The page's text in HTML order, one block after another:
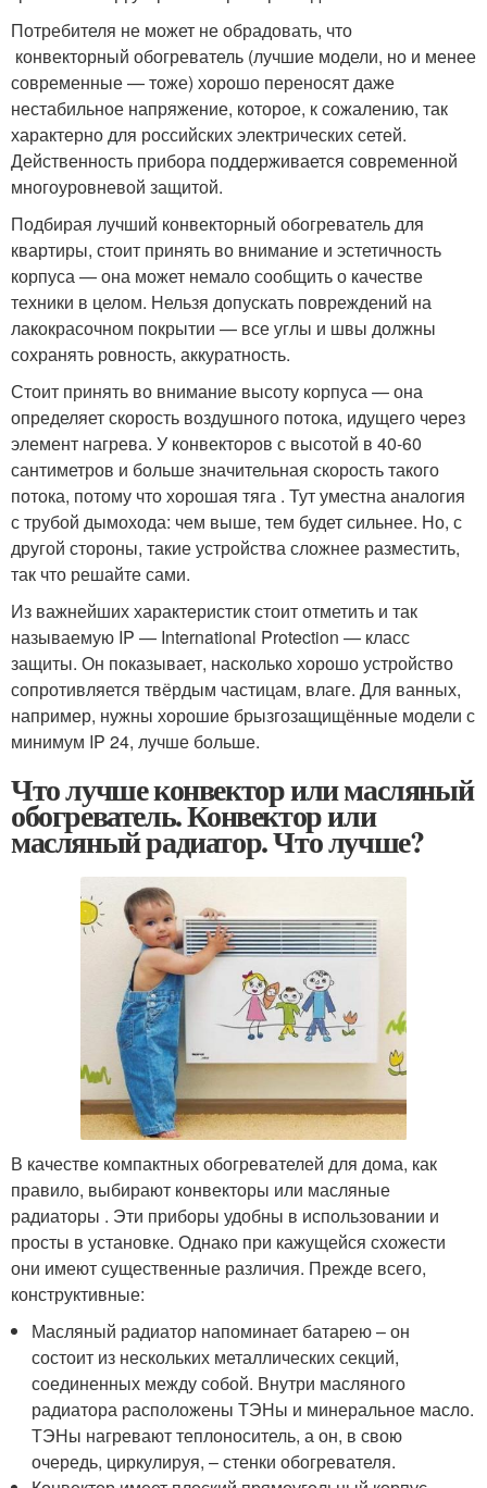
Потребителя не может не обрадовать, что
конвекторный обогреватель (лучшие модели, но и менее
современные — тоже) хорошо переносят даже
нестабильное напряжение, которое, к сожалению, так
характерно для российских электрических сетей.
Действенность прибора поддерживается современной
многоуровневой защитой.
Подбирая лучший конвекторный обогреватель для
квартиры, стоит принять во внимание и эстетичность
корпуса — она может немало сообщить о качестве
техники в целом. Нельзя допускать повреждений на
лакокрасочном покрытии — все углы и швы должны
сохранять ровность, аккуратность.
Стоит принять во внимание высоту корпуса — она
определяет скорость воздушного потока, идущего через
элемент нагрева. У конвекторов с высотой в 40-60
сантиметров и больше значительная скорость такого
потока, потому что хорошая тяга . Тут уместна аналогия
с трубой дымохода: чем выше, тем будет сильнее. Но, с
другой стороны, такие устройства сложнее разместить,
так что решайте сами.
Из важнейших характеристик стоит отметить и так
называемую IP — International Protection — класс
защиты. Он показывает, насколько хорошо устройство
сопротивляется твёрдым частицам, влаге. Для ванных,
например, нужны хорошие брызгозащищённые модели с
минимум IP 24, лучше больше.
Что лучше конвектор или масляный
обогреватель. Конвектор или
масляный радиатор. Что лучше?
В качестве компактных обогревателей для дома, как
правило, выбирают конвекторы или масляные
радиаторы . Эти приборы удобны в использовании и
просты в установке. Однако при кажущейся схожести
они имеют существенные различия. Прежде всего,
конструктивные:
Масляный радиатор напоминает батарею – он
состоит из нескольких металлических секций,
соединенных между собой. Внутри масляного
радиатора расположены ТЭНы и минеральное масло.
ТЭНы нагревают теплоноситель, а он, в свою
очередь, циркулируя, – стенки обогревателя.